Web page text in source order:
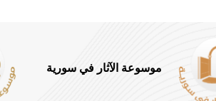
موسوعة الآثار في سورية